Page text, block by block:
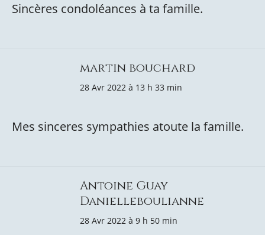
Sincères condoléances à ta famille.
martin bouchard
28 Avr 2022 à 13 h 33 min
Mes sinceres sympathies atoute la famille.
Antoine Guay
Danielleboulianne
28 Avr 2022 à 9 h 50 min